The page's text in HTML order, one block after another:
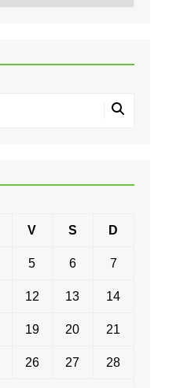
V S D
5 6 7
12 13 14
19 20 21
26 27 28